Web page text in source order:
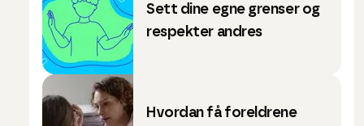
Sett dine egne grenser og
respekter andres
Hvordan få foreldrene